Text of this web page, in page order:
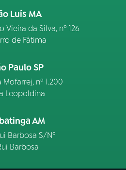
Luís MA
Vieira da Silva, nº 126
de Fátima
Paulo SP
nº 1.200
Leopoldina
AM
Barbosa S/Nº
Barbosa